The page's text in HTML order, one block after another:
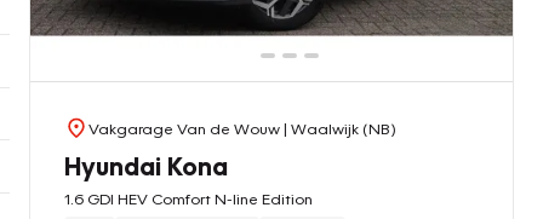
Vakgarage Van de Wouw| Waalwijk (NB)
Hyundai Kona
1.6 GDI HEV Comfort N-line Edition